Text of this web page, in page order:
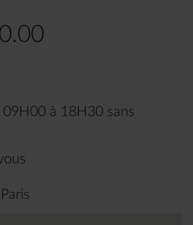
09H00 à 18H30 sans